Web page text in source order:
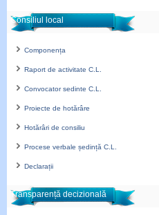
Consiliul local
Componența
Raport de activitate C.L.
Convocator sedinte C.L.
Proiecte de hotărâre
Hotărâri de consiliu
Procese verbale ședință C.L.
Declarații
Transparență decizională